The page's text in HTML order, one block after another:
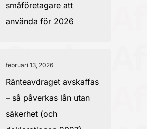
småföretagare att
använda för 2026
februari 13, 2026
Ränteavdraget avskaffas
– så påverkas lån utan
säkerhet (och